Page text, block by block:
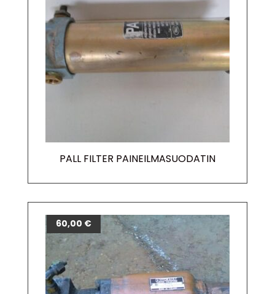
PALL FILTER PAINEILMASUODATIN
60,00 €